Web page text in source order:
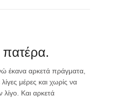
πατέρα.
έκανα αρκετά πράγματα,
μέρες και χωρίς να
Και αρκετά